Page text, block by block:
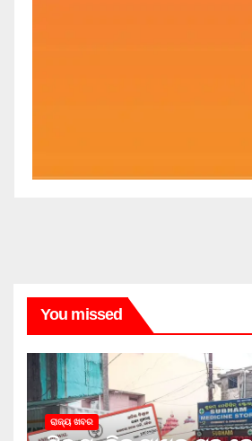
You missed
ରାଜ୍ୟ ଖବର